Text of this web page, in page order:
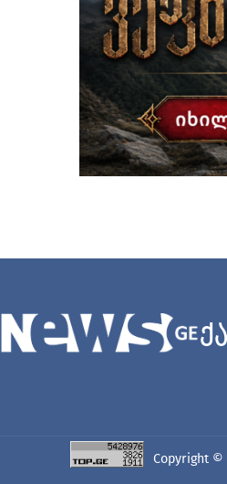
Copyright ©